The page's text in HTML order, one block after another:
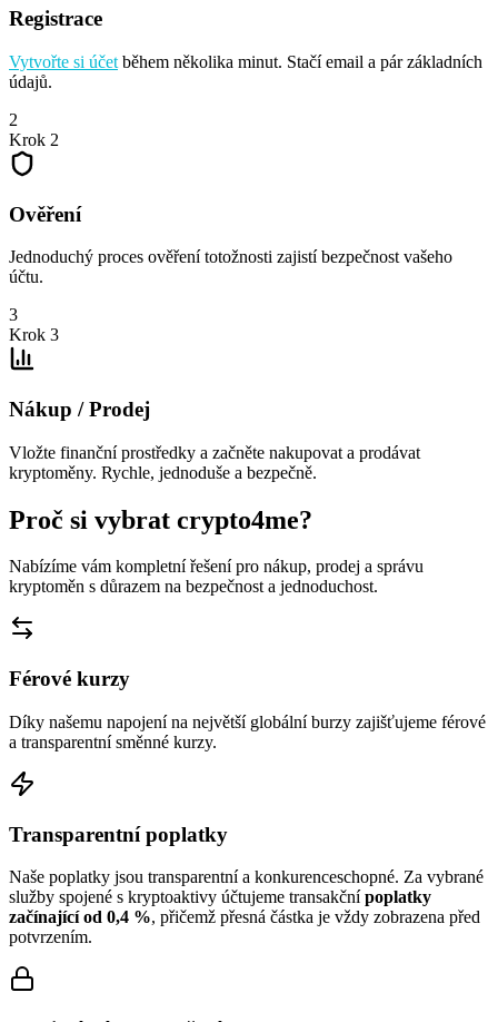
Registrace
Vytvořte si účet během několika minut. Stačí email a pár základních
údajů.
2
Krok 2
Ověření
Jednoduchý proces ověření totožnosti zajistí bezpečnost vašeho
účtu.
3
Krok 3
Nákup / Prodej
Vložte finanční prostředky a začněte nakupovat a prodávat
kryptoměny. Rychle, jednoduše a bezpečně.
Proč si vybrat crypto4me?
Nabízíme vám kompletní řešení pro nákup, prodej a správu
kryptoměn s důrazem na bezpečnost a jednoduchost.
Férové kurzy
Díky našemu napojení na největší globální burzy zajišťujeme férové
a transparentní směnné kurzy.
Transparentní poplatky
Naše poplatky jsou transparentní a konkurenceschopné. Za vybrané
služby spojené s kryptoaktivy účtujeme transakčnípoplatky
začínající od 0,4 %, přičemž přesná částka je vždy zobrazena před
potvrzením.